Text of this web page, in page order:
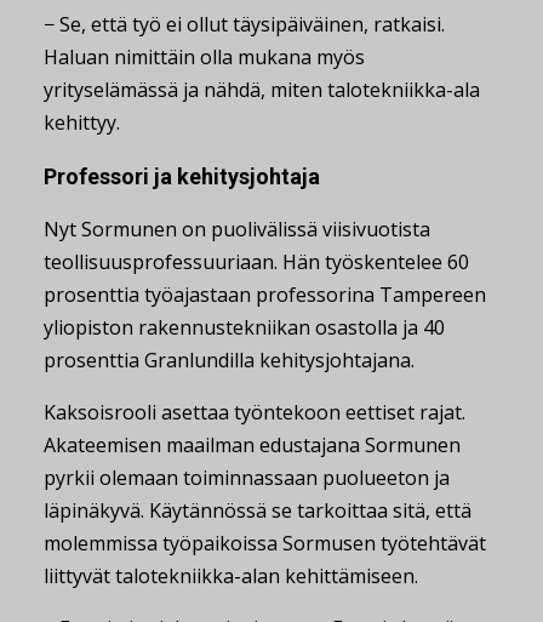
− Se, että työ ei ollut täysipäiväinen, ratkaisi.
Haluan nimittäin olla mukana myös
yrityselämässä ja nähdä, miten talotekniikka-ala
kehittyy.
Professori ja kehitysjohtaja
Nyt Sormunen on puolivälissä viisivuotista
teollisuusprofessuuriaan. Hän työskentelee 60
prosenttia työajastaan professorina Tampereen
yliopiston rakennustekniikan osastolla ja 40
prosenttia Granlundilla kehitysjohtajana.
Kaksoisrooli asettaa työntekoon eettiset rajat.
Akateemisen maailman edustajana Sormunen
pyrkii olemaan toiminnassaan puolueeton ja
läpinäkyvä. Käytännössä se tarkoittaa sitä, että
molemmissa työpaikoissa Sormusen työtehtävät
liittyvät talotekniikka-alan kehittämiseen.